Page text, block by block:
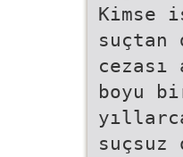
Kimse
suçtan
boyu